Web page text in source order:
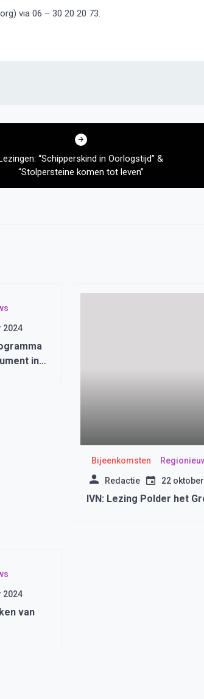
via 06 – 30 20 20 73.
“Schipperskind in Oorlogstijd” &
“Stolpersteine komen tot leven”
2024
in
Bijeenkomsten
Redactie 22
IVN: Lezing Polder het
2024
van